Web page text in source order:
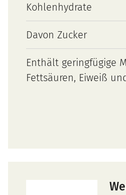
Kohlenhydrate
Davon Zucker
Enthält geringfügige
Fettsäuren, Eiweiß